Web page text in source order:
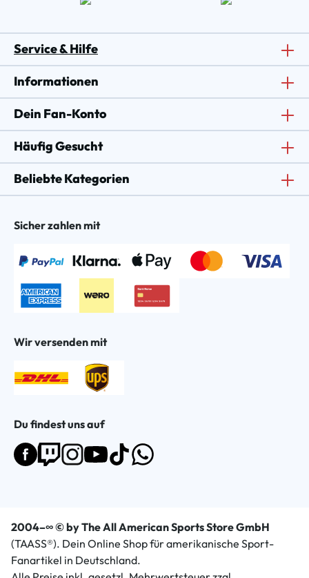
Service & Hilfe
Informationen
Dein Fan-Konto
Häufig Gesucht
Beliebte Kategorien
Sicher zahlen mit
Wir versenden mit
Du findest uns auf
2004–∞ © by The All American Sports Store GmbH
(TAASS®). Dein Online Shop für amerikanische Sport-
Fanartikel in Deutschland.